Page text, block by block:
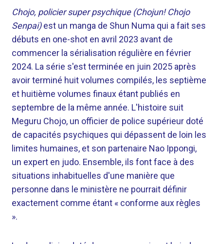
Chojo, policier super psychique (Chojun! Chojo
Senpai)est un manga de Shun Numa qui a fait ses
débuts en one-shot en avril 2023 avant de
commencer la sérialisation régulière en février
2024. La série s'est terminée en juin 2025 après
avoir terminé huit volumes compilés, les septième
et huitième volumes finaux étant publiés en
septembre de la même année. L'histoire suit
Meguru Chojo, un officier de police supérieur doté
de capacités psychiques qui dépassent de loin les
limites humaines, et son partenaire Nao Ippongi,
un expert en judo. Ensemble, ils font face à des
situations inhabituelles d'une manière que
personne dans le ministère ne pourrait définir
exactement comme étant « conforme aux règles
».